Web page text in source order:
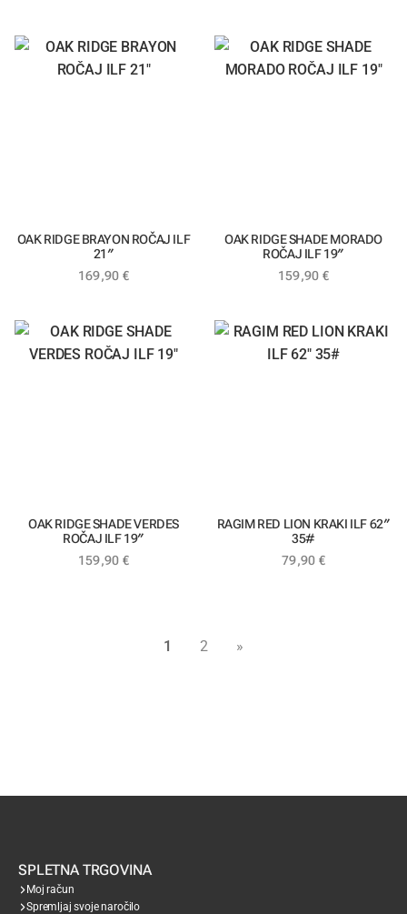
169,90 €
OAK RIDGE BRAYON ROČAJ ILF
21″
159,90 €
OAK RIDGE SHADE MORADO
ROČAJ ILF 19″
159,90 €
OAK RIDGE SHADE VERDES
ROČAJ ILF 19″
79,90 €
RAGIM RED LION KRAKI ILF 62″
35#
1 2 »
SPLETNA TRGOVINA
Moj račun
Spremljaj svoje naročilo